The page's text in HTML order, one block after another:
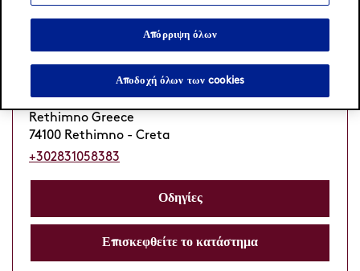
Sof.Benizelou & Sikelianou
Ανοίγει στις 8 h
Sof. Benizelou & Sikelianou
Rethimno Greece
74100 Rethimno - Creta
+302831058383
Οδηγίες
Επισκεφθείτε το κατάστημα
Απόρριψη όλων
Αποδοχή όλων των cookies